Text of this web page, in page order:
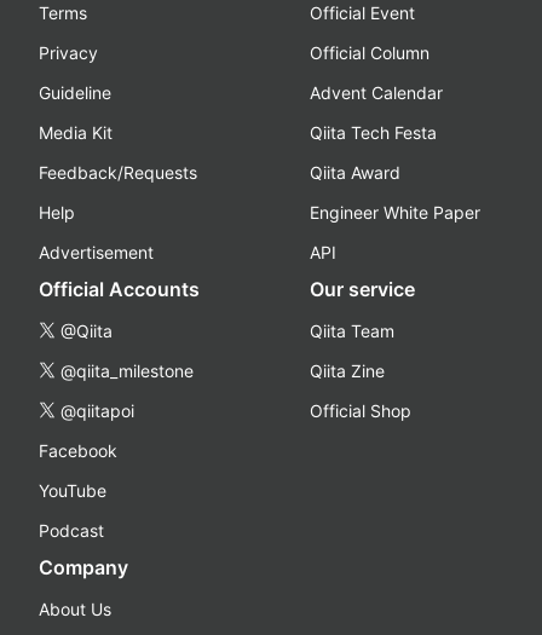
Terms
Privacy
Guideline
Media Kit
Feedback/Requests
Help
Advertisement
Official Event
Official Column
Advent Calendar
Qiita Tech Festa
Qiita Award
Engineer White Paper
API
Official Accounts
@Qiita
@qiita_milestone
@qiitapoi
Facebook
YouTube
Podcast
Our service
Qiita Team
Qiita Zine
Official Shop
Company
About Us